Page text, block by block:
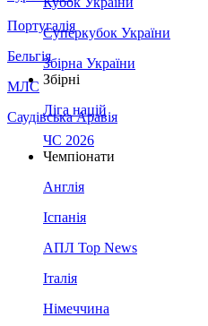
Португалія
Бельгія
МЛС
Саудівська Аравія
Суперкубок України
Збірна України
Збірні
Ліга націй
ЧС 2026
Чемпіонати
Англія
Іспанія
АПЛ Top News
Італія
Німеччина